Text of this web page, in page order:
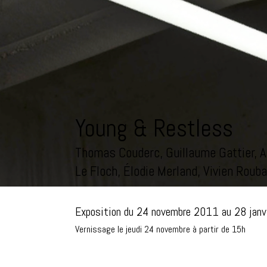
Young & Restless
Thomas Couderc, Guillaume Gattier,
Le Floch, Élodie Merland, Vivien
Exposition du 24 novembre 2011 au 28
Vernissage le jeudi 24 novembre à partir de 15h